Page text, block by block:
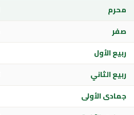
محرم
صفر
ربيع الأول
ربيع الثاني
جمادى الأولى